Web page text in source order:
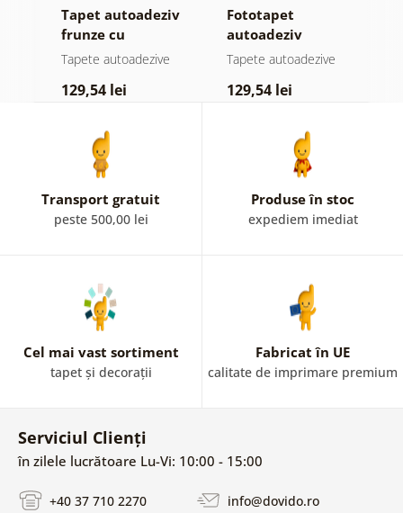
Tapet autoadeziv
frunze cu
atingere
Tapete autoadezive
129,54 lei
Fototapet
autoadeziv
pădure în ceață
Tapete autoadezive
129,54 lei
Transport gratuit
peste 500,00 lei
Produse în stoc
expediem imediat
Cel mai vast sortiment
tapet și decorații
Fabricat în UE
calitate de imprimare premium
Serviciul Clienți
în zilele lucrătoare Lu-Vi: 10:00 - 15:00
+40 37 710 2270 info@dovido.ro